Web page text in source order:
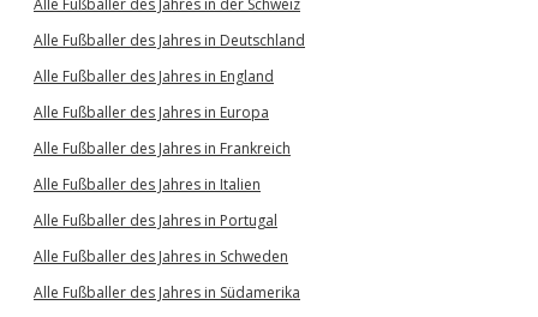
Alle Fußballer des Jahres in der Schweiz
Alle Fußballer des Jahres in Deutschland
Alle Fußballer des Jahres in England
Alle Fußballer des Jahres in Europa
Alle Fußballer des Jahres in Frankreich
Alle Fußballer des Jahres in Italien
Alle Fußballer des Jahres in Portugal
Alle Fußballer des Jahres in Schweden
Alle Fußballer des Jahres in Südamerika